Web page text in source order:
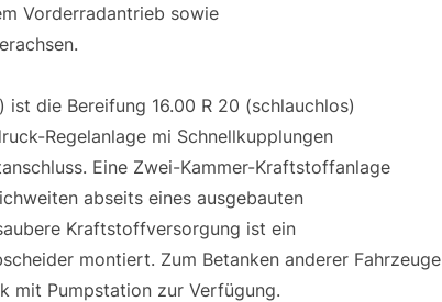
Vorderradantrieb sowie
die Bereifung 16.00 R 20 (schlauchlos)
Regelanlage mi Schnellkupplungen
Eine Zwei-Kammer-Kraftstoffanlage
abseits eines ausgebauten
Kraftstoffversorgung ist ein
montiert. Zum Betanken anderer Fahrzeuge
mit Pumpstation zur Verfügung.